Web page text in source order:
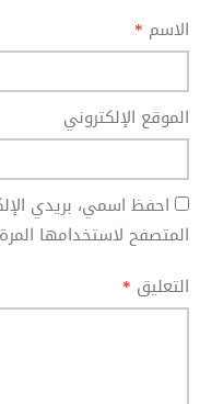
الاسم *
الموقع الإلكتروني
احفظ اسمي، بريدي
المتصفح لاستخدامها
التعليق *